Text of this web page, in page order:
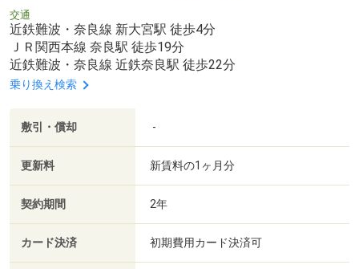
交通
近鉄難波・奈良線 新大宮駅 徒歩4分
ＪＲ関西本線 奈良駅 徒歩19分
近鉄難波・奈良線 近鉄奈良駅 徒歩22分
乗り換え検索
敷引・償却 -
更新料 新賃料の1ヶ月分
契約期間 2年
カード決済 初期費用カード決済可